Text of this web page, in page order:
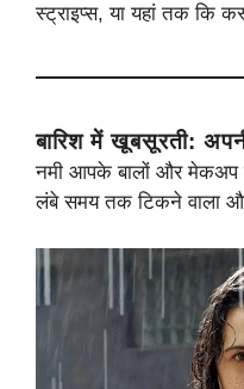
स्ट्राइप्स, या यहां तक ​​कि
बारिश में खूबसूरती:
नमी आपके बालों और मेकअप
लंबे समय तक टिकने वाला